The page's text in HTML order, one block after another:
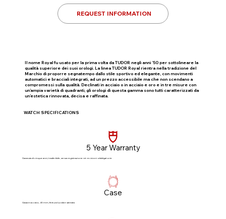
REQUEST INFORMATION
Il nome Royal fu usato per la prima volta da TUDOR negli anni ’50 per sottolineare la
qualità superiore dei suoi orologi. La linea TUDOR Royal rientra nella tradizione del
Marchio di proporre segnatempo dallo stile sportivo ed elegante, con movimenti
automatici e bracciali integrati, ad un prezzo accessibile ma che non scendano a
compromessi sulla qualità. Declinati in acciaio o in acciaio e oro e in tre misure con
un’ampia varietà di quadranti, gli orologi di questa gamma sono tutti caratterizzati da
un’estetica rinnovata, decisa e raffinata.
WATCH SPECIFICATIONS
5 Year Warranty
Garanzia di cinque anni, trasferibile, senza registrazione né revisioni obbligatorie​
Case
Cassa in acciaio, 40 mm, finitura lucida e satinata